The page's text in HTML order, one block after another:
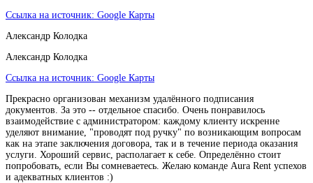
Ссылка на источник: Google Карты
Александр Колодка
Александр Колодка
Ссылка на источник: Google Карты
Прекрасно организован механизм удалённого подписания
документов. За это -- отдельное спасибо. Очень понравилось
взаимодействие с администратором: каждому клиенту искренне
уделяют внимание, "проводят под ручку" по возникающим вопросам
как на этапе заключения договора, так и в течение периода оказания
услуги. Хороший сервис, располагает к себе. Определённо стоит
попробовать, если Вы сомневаетесь. Желаю команде Aura Rent успехов
и адекватных клиентов :)